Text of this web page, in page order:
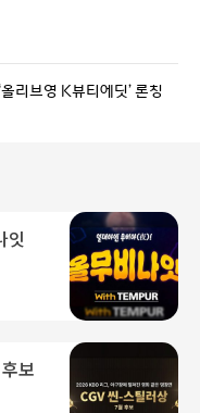
리브영 K뷰티에딧’ 론칭
잇
보